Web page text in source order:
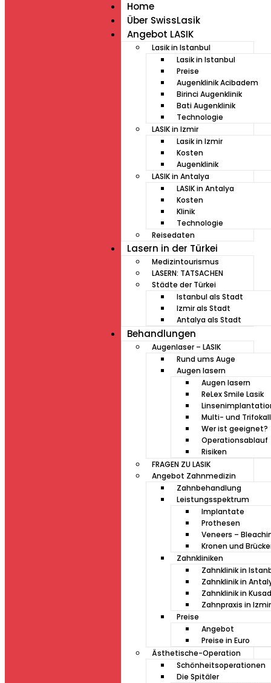
Home
Über SwissLasik
Angebot LASIK
Lasik in Istanbul
Lasik in Istanbul
Preise
Augenklinik Acibadem
Birinci Augenklinik
Bati Augenklinik
Technologie
LASIK in Izmir
Lasik in Izmir
Kosten
Augenklinik
LASIK in Antalya
LASIK in Antalya
Kosten
Klinik
Technologie
Reisedaten
Lasern in der Türkei
Medizintourismus
LASERN: TATSACHEN
Städte der Türkei
Istanbul als Stadt
Izmir als Stadt
Antalya als Stadt
Behandlungen
Augenlaser – LASIK
Rund ums Auge
Augen lasern
Augen lasern
ReLex Smile Lasik
Multi- und
Wer ist geeignet?
Operationsablauf
Risiken
FRAGEN ZU LASIK
Angebot Zahnmedizin
Zahnbehandlung
Leistungsspektrum
Implantate
Prothesen
Veneers –
Kronen und
Zahnkliniken
Zahnklinik in
Zahnklinik in
Zahnklinik in
Zahnpraxis in Izmir
Preise
Angebot
Preise in Euro
Ästhetische-Operation
Schönheitsoperationen
Die Spitäler